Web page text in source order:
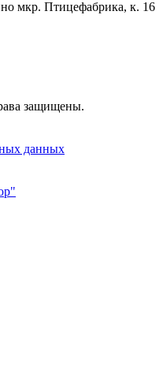
мкр. Птицефабрика, к. 16
защищены.
данных